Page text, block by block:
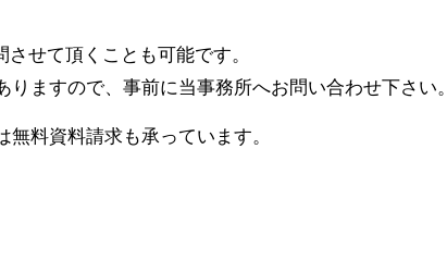
せて頂くことも可能です。
ますので、事前に当事務所へお問い合わせ下さい。
料資料請求も承っています。